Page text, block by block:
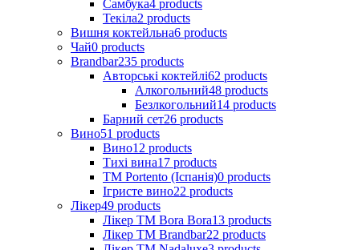
Самбука4 products
Текіла2 products
Вишня коктейльна6 products
Чай0 products
Brandbar235 products
Авторські коктейлі62 products
Алкогольний48 products
Безлкогольний14 products
Барний сет26 products
Вино51 products
Вино12 products
Тихі вина17 products
ТМ Portento (Іспанія)0 products
Ігристе вино22 products
Лікер49 products
Лікер ТМ Bora Bora13 products
Лікер ТМ Brandbar22 products